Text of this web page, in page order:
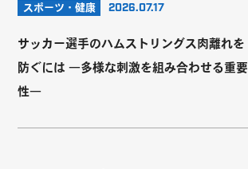
スポーツ・健康 2026.07.17
サッカー選手のハムストリングス肉離れを
防ぐには ―多様な刺激を組み合わせる重要
性―